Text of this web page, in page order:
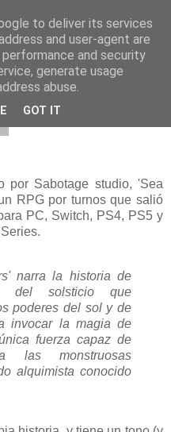
por Sabotage studio, 'Sea
RPG por turnos que salió
PC, Switch, PS4, PS5 y
narra la historia de
del solsticio que
poderes del sol y de
invocar la magia de
fuerza capaz de
las monstruosas
alquimista conocido
to deliver its services
and user-agent are
and security
generate usage
abuse.
GOT IT